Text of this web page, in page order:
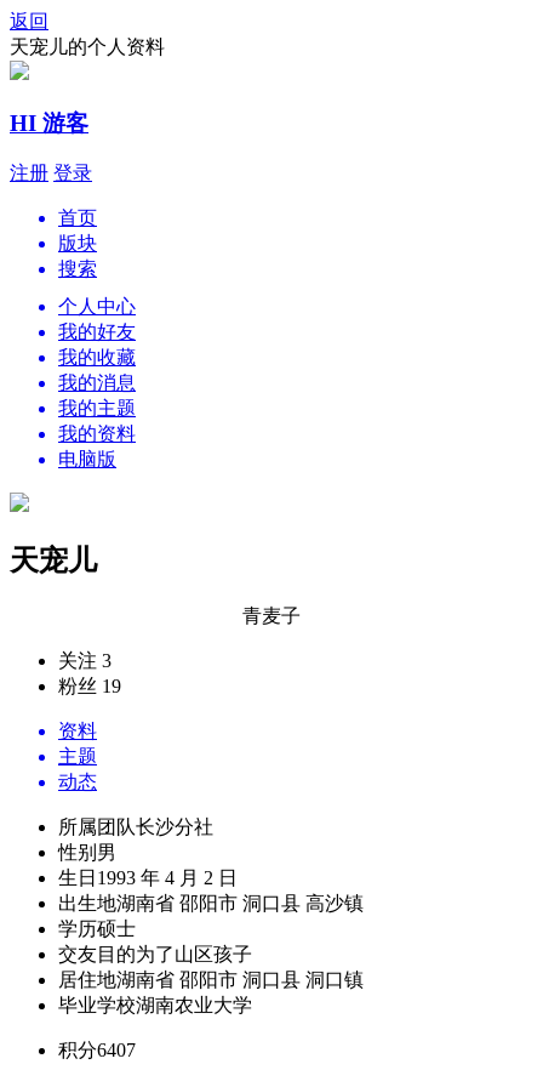
返回
天宠儿的个人资料
HI 游客
注册 登录
首页
版块
搜索
个人中心
我的好友
我的收藏
我的消息
我的主题
我的资料
电脑版
天宠儿
青麦子
关注 3
粉丝 19
资料
主题
动态
所属团队长沙分社
性别 男
生日 1993 年 4 月 2 日
出生地湖南省 邵阳市 洞口县 高沙镇
学历硕士
交友目的为了山区孩子
居住地湖南省 邵阳市 洞口县 洞口镇
毕业学校湖南农业大学
积分6407